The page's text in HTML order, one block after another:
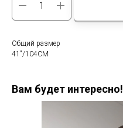
Общий размер
41"/104CM
Вам будет интересно!